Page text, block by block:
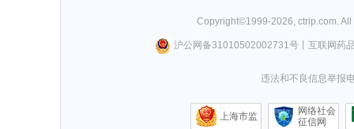
Copyright©1999-2026, ctrip.com.
沪公网备31010502002731号丨 互联网药
违法和不良信息举报
上海市监
网络社会
征信网